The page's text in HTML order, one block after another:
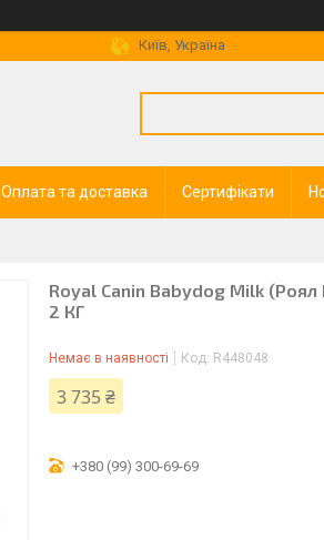
Київ, Україна
Оплата та доставка Сертифікати
Royal Canin Babydog Milk
2 КГ
Немає в наявності Код: R448048
3 735 ₴
+380 (99) 300-69-69